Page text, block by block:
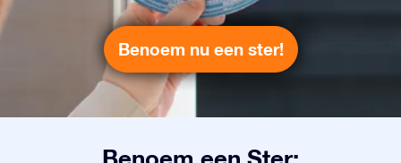
Benoem nu een ster!